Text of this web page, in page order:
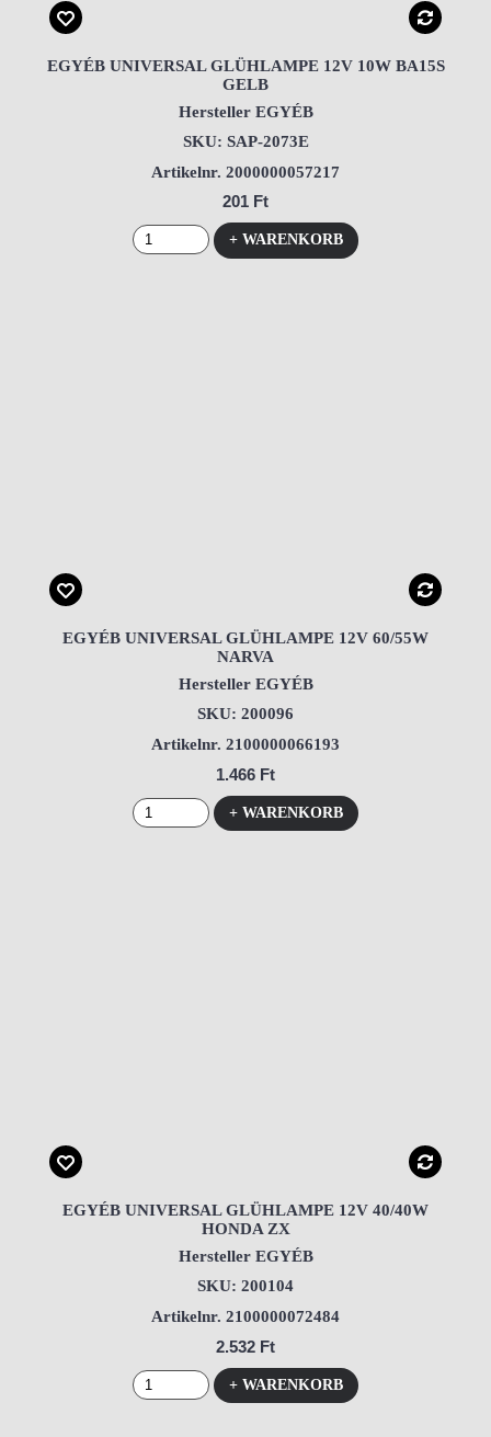
EGYÉB UNIVERSAL GLÜHLAMPE 12V 10W BA15S
GELB
Hersteller EGYÉB
SKU: SAP-2073E
Artikelnr. 2000000057217
201 Ft
+ WARENKORB
EGYÉB UNIVERSAL GLÜHLAMPE 12V 60/55W
NARVA
Hersteller EGYÉB
SKU: 200096
Artikelnr. 2100000066193
1.466 Ft
+ WARENKORB
EGYÉB UNIVERSAL GLÜHLAMPE 12V 40/40W
HONDA ZX
Hersteller EGYÉB
SKU: 200104
Artikelnr. 2100000072484
2.532 Ft
+ WARENKORB